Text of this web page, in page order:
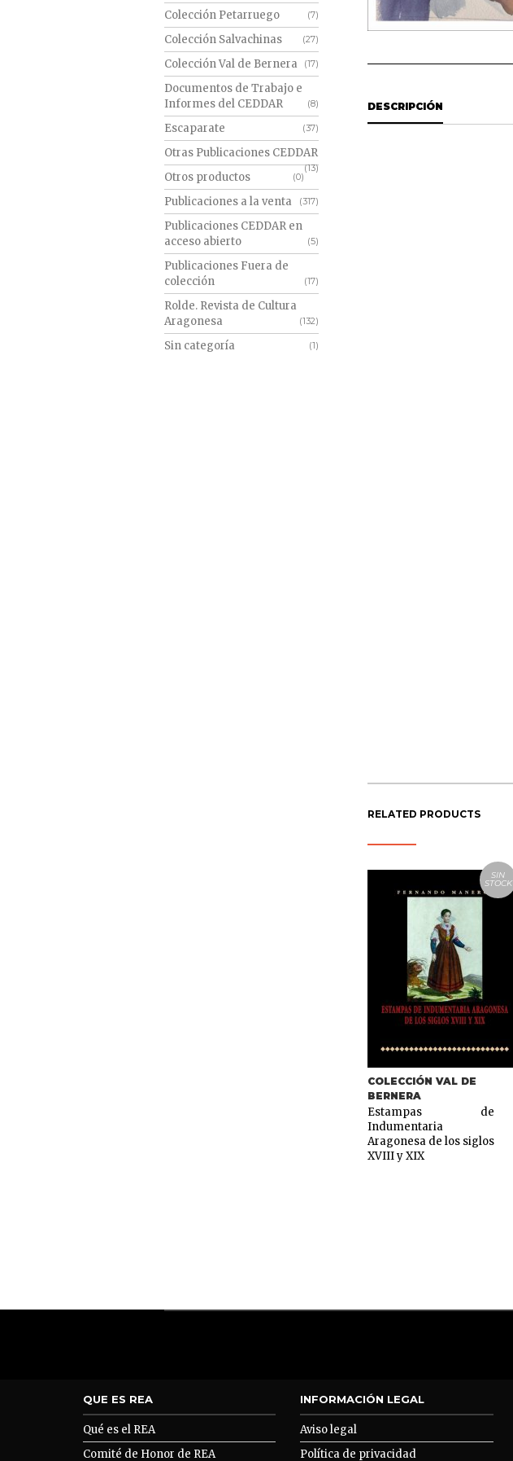
DESCRIPCIÓN
RELATED PRODUCTS
SIN
STOCK
COLECCIÓN VAL DE
BERNERA
Estampas de
Indumentaria
Aragonesa de los siglos
XVIII y XIX
Colección Petarruego (7)
Colección Salvachinas (27)
Colección Val de Bernera (17)
Documentos de Trabajo e
Informes del CEDDAR
(8)
Escaparate (37)
Otras Publicaciones CEDDAR
(13)
Otros productos (0)
Publicaciones a la venta (317)
Publicaciones CEDDAR en
acceso abierto
(5)
Publicaciones Fuera de
colección
(17)
Rolde. Revista de Cultura
Aragonesa
(132)
Sin categoría (1)
QUE ES REA
Qué es el REA
Comité de Honor de REA
INFORMACIÓN LEGAL
Aviso legal
Política de privacidad